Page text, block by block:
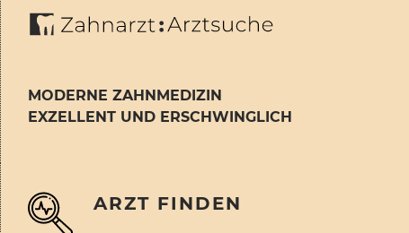
MODERNE ZAHNMEDIZIN
EXZELLENT UND ERSCHWINGLICH
ARZT FINDEN